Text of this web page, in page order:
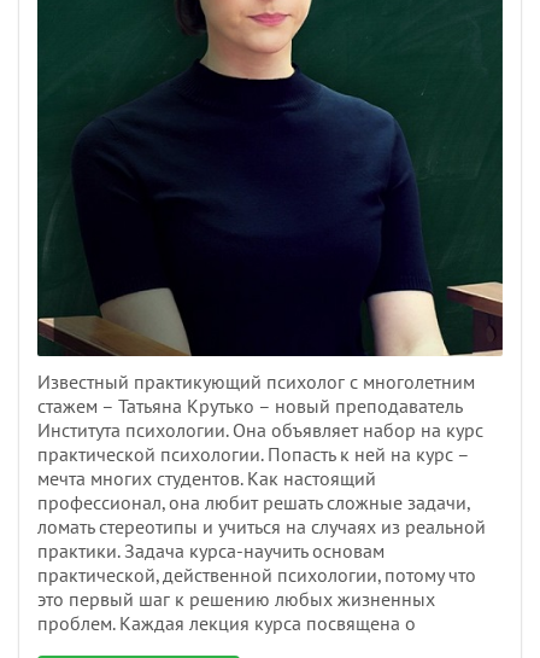
Известный практикующий психолог с многолетним
стажем – Татьяна Крутько – новый преподаватель
Института психологии. Она объявляет набор на курс
практической психологии. Попасть к ней на курс –
мечта многих студентов. Как настоящий
профессионал, она любит решать сложные задачи,
ломать стереотипы и учиться на случаях из реальной
практики. Задача курса-научить основам
практической, действенной психологии, потому что
это первый шаг к решению любых жизненных
проблем. Каждая лекция курса посвящена о